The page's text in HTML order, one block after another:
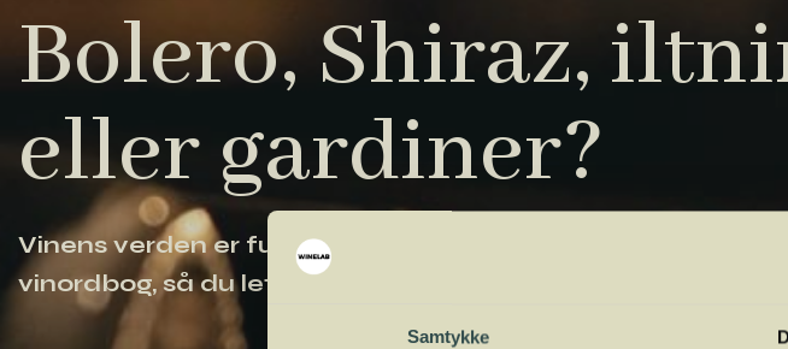
Samtykke
Bolero, Shiraz,
eller gardiner?
Vinens verden er fuld af komplicerede udtryk. Vi har
vinordbog, så du lettere kan navigere og orientere dig.